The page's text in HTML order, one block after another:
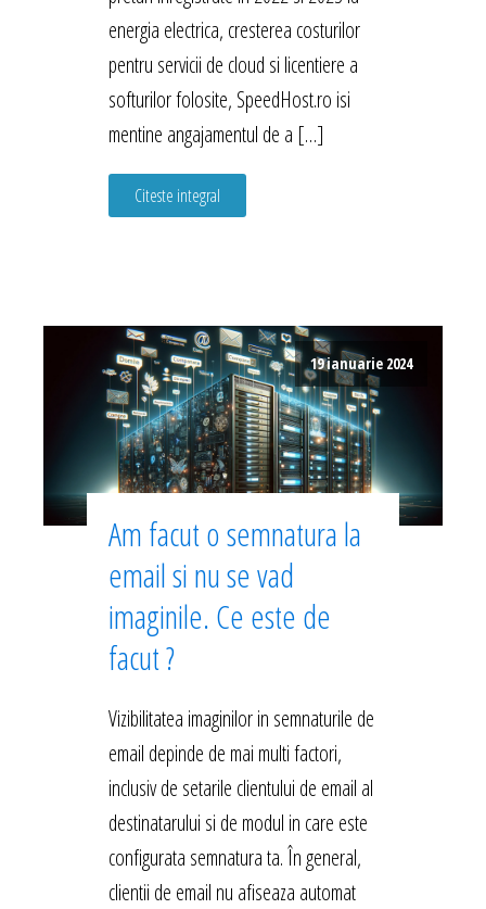
energia electrica, cresterea costurilor
pentru servicii de cloud si licentiere a
softurilor folosite, SpeedHost.ro isi
mentine angajamentul de a […]
Citeste integral
19 ianuarie 2024
Am facut o semnatura la
email si nu se vad
imaginile. Ce este de
facut ?
Vizibilitatea imaginilor in semnaturile de
email depinde de mai multi factori,
inclusiv de setarile clientului de email al
destinatarului si de modul in care este
configurata semnatura ta. În general,
clientii de email nu afiseaza automat